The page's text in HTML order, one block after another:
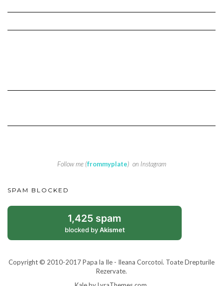
Follow me (frommyplate) on Instagram
SPAM BLOCKED
1,425 spam
blocked byAkismet
Copyright © 2010-2017 Papa la Ile - Ileana Corcotoi. Toate Drepturile
Rezervate.